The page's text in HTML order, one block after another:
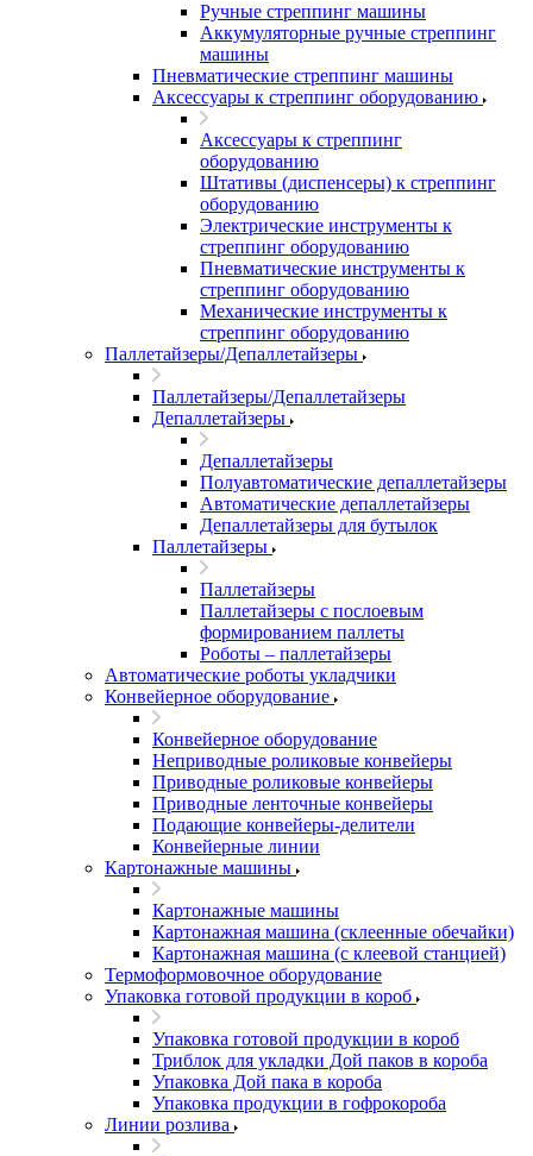
Ручные стреппинг машины
Аккумуляторные ручные стреппинг
машины
Пневматические стреппинг машины
Аксессуары к стреппинг оборудованию
Аксессуары к стреппинг
оборудованию
Штативы (диспенсеры) к стреппинг
оборудованию
Электрические инструменты к
стреппинг оборудованию
Пневматические инструменты к
стреппинг оборудованию
Механические инструменты к
стреппинг оборудованию
Паллетайзеры/Депаллетайзеры
Паллетайзеры/Депаллетайзеры
Депаллетайзеры
Депаллетайзеры
Полуавтоматические депаллетайзеры
Автоматические депаллетайзеры
Депаллетайзеры для бутылок
Паллетайзеры
Паллетайзеры
Паллетайзеры с послоевым
формированием паллеты
Роботы – паллетайзеры
Автоматические роботы укладчики
Конвейерное оборудование
Конвейерное оборудование
Неприводные роликовые конвейеры
Приводные роликовые конвейеры
Приводные ленточные конвейеры
Подающие конвейеры-делители
Конвейерные линии
Картонажные машины
Картонажные машины
Картонажная машина (склеенные обечайки)
Картонажная машина (с клеевой станцией)
Термоформовочное оборудование
Упаковка готовой продукции в короб
Упаковка готовой продукции в короб
Триблок для укладки Дой паков в короба
Упаковка Дой пака в короба
Упаковка продукции в гофрокороба
Линии розлива